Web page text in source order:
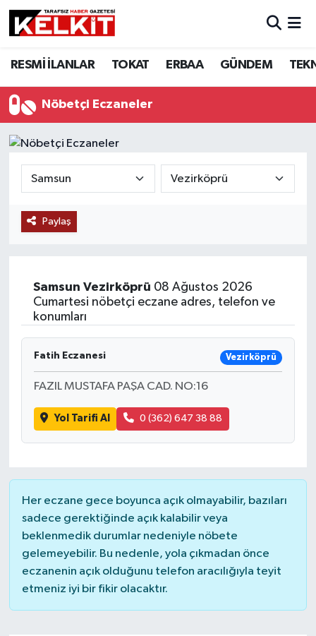
RESMİ İLANLAR TOKAT ERBAA GÜNDEM
Nöbetçi Eczaneler
Paylaş
Samsun Vezirköprü 08 Ağustos 2026
Cumartesi nöbetçi eczane adres, telefon ve
konumları
Fatih Eczanesi Vezirköprü
FAZIL MUSTAFA PAŞA CAD. NO:16
Yol Tarifi Al 0 (362) 647 38 88
Her eczane gece boyunca açık olmayabilir, bazıları
sadece gerektiğinde açık kalabilir veya
beklenmedik durumlar nedeniyle nöbete
gelemeyebilir. Bu nedenle, yola çıkmadan önce
eczanenin açık olduğunu telefon aracılığıyla teyit
etmeniz iyi bir fikir olacaktır.